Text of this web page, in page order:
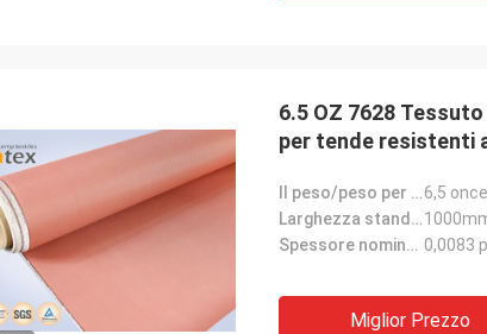
6.5 OZ 7628
per tende resistenti
Il peso/peso per totale del peso specifico dello sqm/quadrato/pesa il peso nominale:6,5
Larghezza standard/larghezza/larghezza nominale:
Spessore nominale/spessore standard/spessore: 0,0083
Miglior Prezzo